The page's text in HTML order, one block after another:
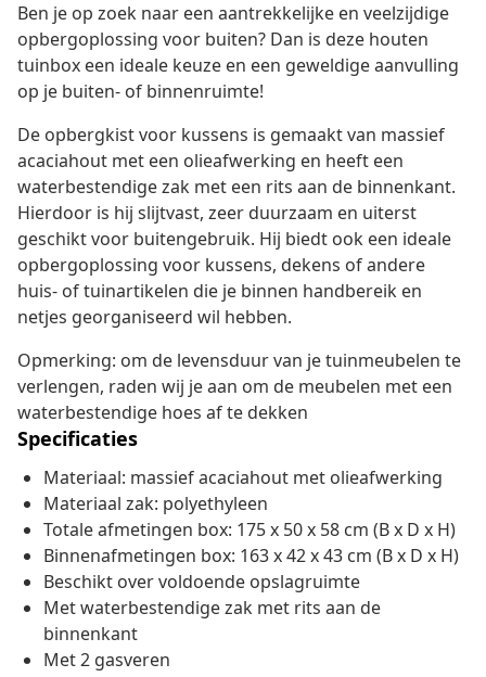
Ben je op zoek naar een aantrekkelijke en veelzijdige
opbergoplossing voor buiten? Dan is deze houten
tuinbox een ideale keuze en een geweldige aanvulling
op je buiten- of binnenruimte!
De opbergkist voor kussens is gemaakt van massief
acaciahout met een olieafwerking en heeft een
waterbestendige zak met een rits aan de binnenkant.
Hierdoor is hij slijtvast, zeer duurzaam en uiterst
geschikt voor buitengebruik. Hij biedt ook een ideale
opbergoplossing voor kussens, dekens of andere
huis- of tuinartikelen die je binnen handbereik en
netjes georganiseerd wil hebben.
Opmerking: om de levensduur van je tuinmeubelen te
verlengen, raden wij je aan om de meubelen met een
waterbestendige hoes af te dekken
Specificaties
Materiaal: massief acaciahout met olieafwerking
Materiaal zak: polyethyleen
Totale afmetingen box: 175 x 50 x 58 cm (B x D x H)
Binnenafmetingen box: 163 x 42 x 43 cm (B x D x H)
Beschikt over voldoende opslagruimte
Met waterbestendige zak met rits aan de
binnenkant
Met 2 gasveren